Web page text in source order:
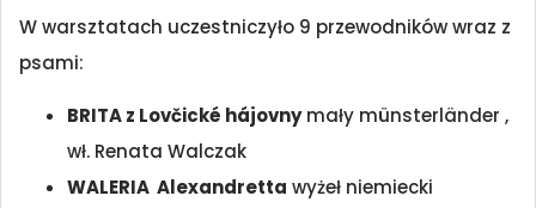
W warsztatach uczestniczyło 9 przewodników wraz z
psami:
BRITA z Lovčické hájovnymały münsterländer ,
wł. Renata Walczak
WALERIA Alexandretta wyżeł niemiecki